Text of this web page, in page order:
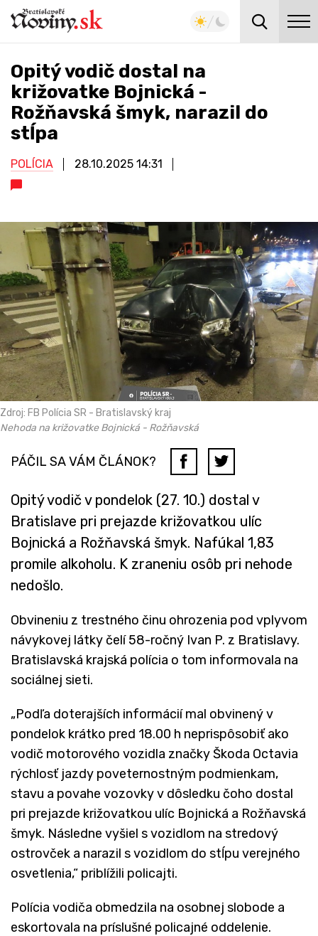
Opitý vodič dostal na
križovatke Bojnická -
Rožňavská šmyk, narazil do
stĺpa
POLÍCIA 28.10.2025 14:31
Zdroj: FB Polícia SR - Bratislavský kraj
Nehoda na križovatke Bojnická - Rožňavská
PÁČIL SA VÁM ČLÁNOK?
Opitý vodič v pondelok (27. 10.) dostal v
Bratislave pri prejazde križovatkou ulíc
Bojnická a Rožňavská šmyk. Nafúkal 1,83
promile alkoholu. K zraneniu osôb pri nehode
nedošlo.
Obvineniu z trestného činu ohrozenia pod vplyvom
návykovej látky čelí 58-ročný Ivan P. z Bratislavy.
Bratislavská krajská polícia o tom informovala na
sociálnej sieti.
„Podľa doterajších informácií mal obvinený v
pondelok krátko pred 18.00 h neprispôsobiť ako
vodič motorového vozidla značky Škoda Octavia
rýchlosť jazdy poveternostným podmienkam,
stavu a povahe vozovky v dôsledku čoho dostal
pri prejazde križovatkou ulíc Bojnická a Rožňavská
šmyk. Následne vyšiel s vozidlom na stredový
ostrovček a narazil s vozidlom do stĺpu verejného
osvetlenia,“ priblížili policajti.
Polícia vodiča obmedzila na osobnej slobode a
eskortovala na príslušné policajné oddelenie.